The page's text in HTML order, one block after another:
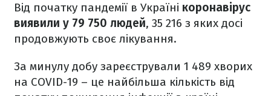
Від початку пандемії в Україні коронавірус
виявили у 79 750 людей, 35 216 з яких досі
продовжують своє лікування.
За минулу добу зареєстрували 1 489 хворих
на COVID-19 – це найбільша кількість від